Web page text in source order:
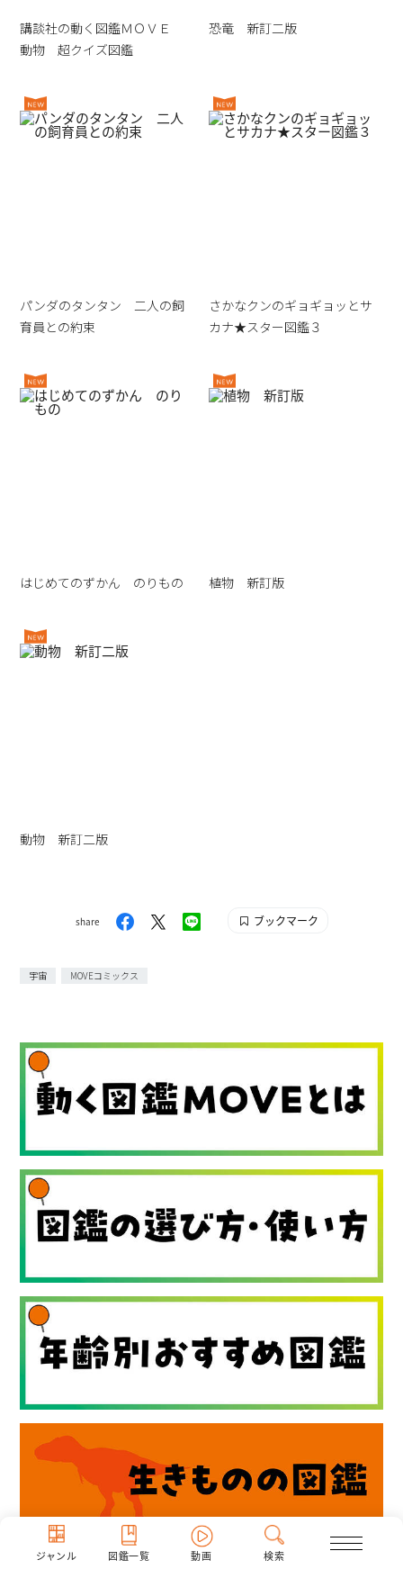
ジャンル 図鑑一覧 動画 検索
講談社の動く図鑑ＭＯＶＥ
動物 超クイズ図鑑
恐竜 新訂二版
パンダのタンタン 二人の飼
育員との約束
さかなクンのギョギョッとサ
カナ★スター図鑑３
はじめてのずかん のりもの 植物 新訂版
動物 新訂二版
share ブックマーク
宇宙 MOVEコミックス